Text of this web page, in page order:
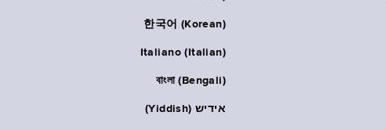
한국어 (Korean)
Italiano (Italian)
বাংলা (Bengali)
אידיש (Yiddish)